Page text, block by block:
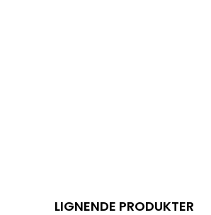
LIGNENDE PRODUKTER